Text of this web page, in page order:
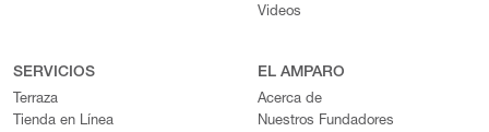
Videos
SERVICIOS
Terraza
Tienda en Línea
EL AMPARO
Acerca de
Nuestros Fundadores